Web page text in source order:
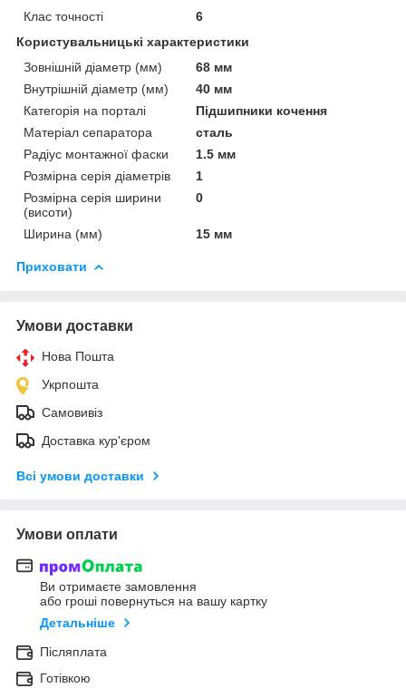
Клас точності
6
Користувальницькі характеристики
Зовнішній діаметр (мм)
68 мм
Внутрішній діаметр (мм)
40 мм
Категорія на порталі
Підшипники кочення
Матеріал сепаратора
сталь
Радіус монтажної фаски
1.5 мм
Розмірна серія діаметрів
1
Розмірна серія ширини
(висоти)
0
Ширина (мм) 15 мм
Приховати
Умови доставки
Нова Пошта
Укрпошта
Самовивіз
Доставка кур'єром
Всі умови доставки
Умови оплати
Ви отримаєте замовлення
або гроші повернуться на вашу картку
Детальніше
Післяплата
Готівкою